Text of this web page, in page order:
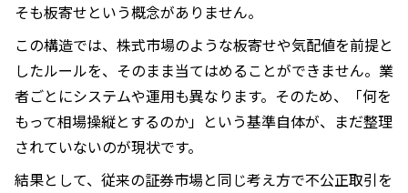
そも板寄せという概念がありません。
この構造では、株式市場のような板寄せや気配値を前提と
したルールを、そのまま当てはめることができません。業
者ごとにシステムや運用も異なります。そのため、「何を
もって相場操縦とするのか」という基準自体が、まだ整理
されていないのが現状です。
結果として、従来の証券市場と同じ考え方で不公正取引を